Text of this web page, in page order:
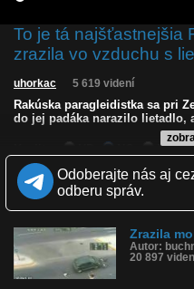
To je tá najšťastnejšia
zrazila vo vzduchu s
uhorkac 5 619 videní
Rakúska paragleidistka sa pri
do jej padáka narazilo lietadlo,
LQ
Zverejnené: 26.5.2026 18:27
Krajina: Rakúsko 🇦🇹
Páči sa: 100% (21 hlasov)
Obľúbené: 3
Dľžka: 2:48
Kategória: šokujúce
Tagy: zrazila s lietadlom,
paragliding, nehoda, rakúsko
Odoberajte nás aj
odberu správ.
Zrazila
Autor:
20 897